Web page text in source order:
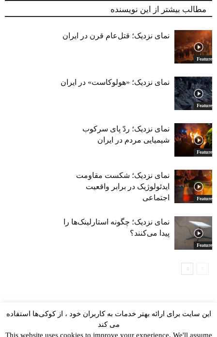
مطالب بیشتر از این نویسنده
Featured2
نمای نزدیک؛ قتل‌عام قرن در ایران
Featured2
نمای نزدیک؛ «هولوکاست» در ایران
Featured2
نمای نزدیک؛ ردّ پای سرکوب
شیمیایی مردم در ایران
Featured2
نمای نزدیک؛ شکست مقاومت‌
ایدئولوژیک در برابر واقعیت
اجتماعی
Featured2
نمای نزدیک؛ چگونه استارلینک‌ها را
پیدا می‌کنند؟
این سایت برای ارائه بهتر خدمات به کاربران خود ، از کوکی‌ها استفاده
می کند
This website uses cookies to improve your experience. We'll assume